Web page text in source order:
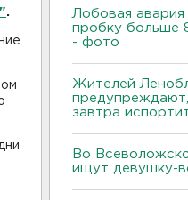
.
Лобовая
пробку больше
- фото
Жителей
завтра
Во
ищут девушку-